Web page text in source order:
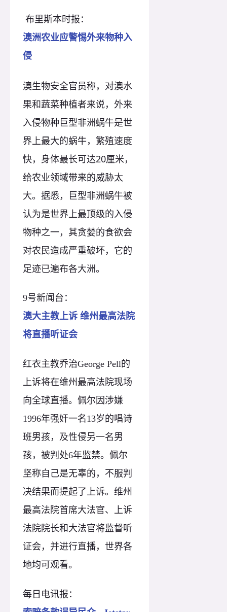
布里斯本时报：
澳洲农业应警惕外来物种入
侵
澳生物安全官员称，对澳水
果和蔬菜种植者来说，外来
入侵物种巨型非洲蜗牛是世
界上最大的蜗牛，繁殖速度
快，身体最长可达20厘米，
给农业领域带来的威胁太
大。据悉，巨型非洲蜗牛被
认为是世界上最顶级的入侵
物种之一，其贪婪的食欲会
对农民造成严重破坏，它的
足迹已遍布各大洲。
9号新闻台：
澳大主教上诉 维州最高法院
将直播听证会
红衣主教乔治George Pell的
上诉将在维州最高法院现场
向全球直播。佩尔因涉嫌
1996年强奸一名13岁的唱诗
班男孩，及性侵另一名男
孩，被判处6年监禁。佩尔
坚称自己是无辜的，不服判
决结果而提起了上诉。维州
最高法院首席大法官、上诉
法院院长和大法官将监督听
证会，并进行直播，世界各
地均可观看。
每日电讯报：